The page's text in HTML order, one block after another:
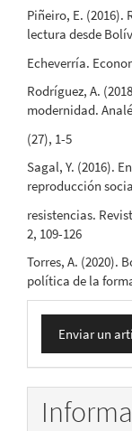
Piñeiro, E.
lectura desde
Echeverría.
Rodríguez, A.
modernidad.
(27), 1-5
Sagal, Y. (2016).
reproducción
resistencias.
2, 109-126
Torres, A. (2020).
política de la
Enviar
un
artículo
Enviar un